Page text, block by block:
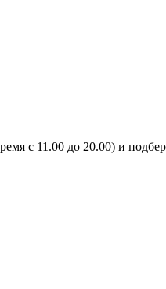
с 11.00 до 20.00) и